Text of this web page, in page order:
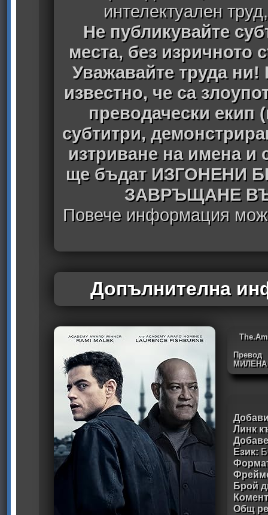
интелектуален
Не публикувайте
места, без изричното
Уважавайте труда ни!
известно, че са
преводачески екип
субтитри,
изтриване на имена
ще бъдат ИЗГОНЕНИ
ЗАВРЪЩАНЕ
Повече информация
Допълнителна
Превод
Линк
Език:
Брой
Общ